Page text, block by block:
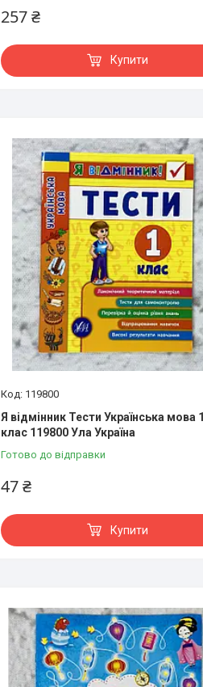
257 ₴
Купити
119800
Я відмінник Тести Українська мова 1
клас 119800 Ула Україна
Готово до відправки
47 ₴
Купити